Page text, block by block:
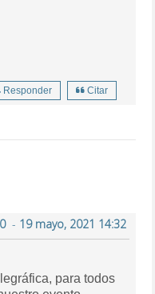
Responder Citar
- 19 mayo, 2021 14:32
para todos